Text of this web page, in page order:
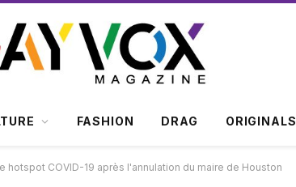
FASHION DRAG ORIGINALS
COVID-19 après l'annulation du maire de Houston